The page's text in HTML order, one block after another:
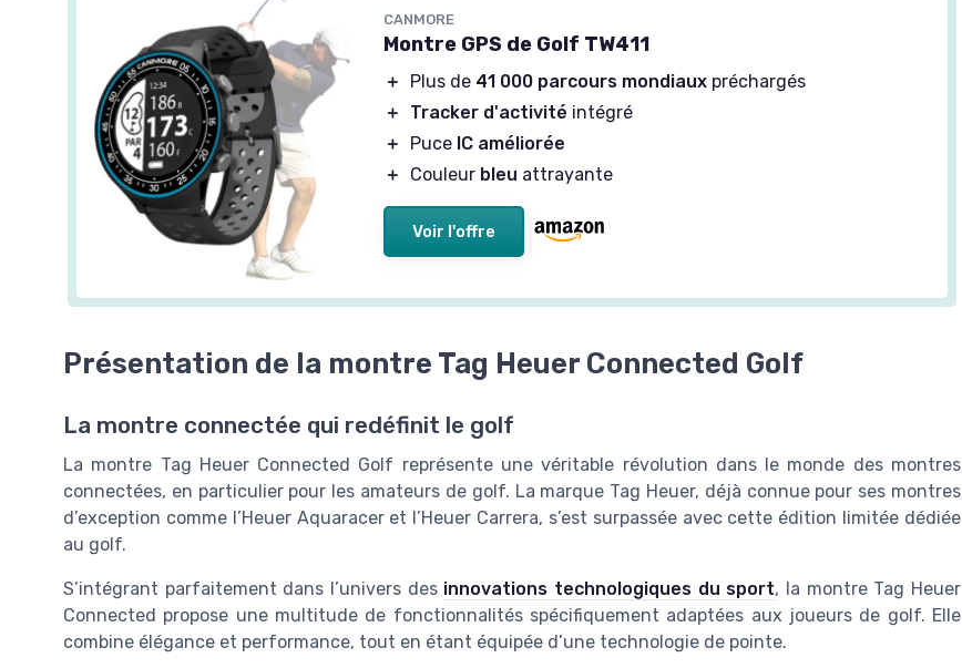
CANMORE
Montre GPS de Golf TW411
＋ Plus de 41 000 parcours mondiaux préchargés
＋
Tracker d'activité intégré
＋
Puce IC améliorée
＋
Couleur bleu attrayante
Voir l'offre
Présentation de la montre Tag Heuer Connected Golf
La montre connectée qui redéfinit le golf
La montre Tag Heuer Connected Golf représente une véritable révolution dans le monde des montres
connectées, en particulier pour les amateurs de golf. La marque Tag Heuer, déjà connue pour ses montres
d’exception comme l’Heuer Aquaracer et l’Heuer Carrera, s’est surpassée avec cette édition limitée dédiée
au golf.
S’intégrant parfaitement dans l’univers des innovations technologiques du sport, la montre Tag Heuer
Connected propose une multitude de fonctionnalités spécifiquement adaptées aux joueurs de golf. Elle
combine élégance et performance, tout en étant équipée d’une technologie de pointe.